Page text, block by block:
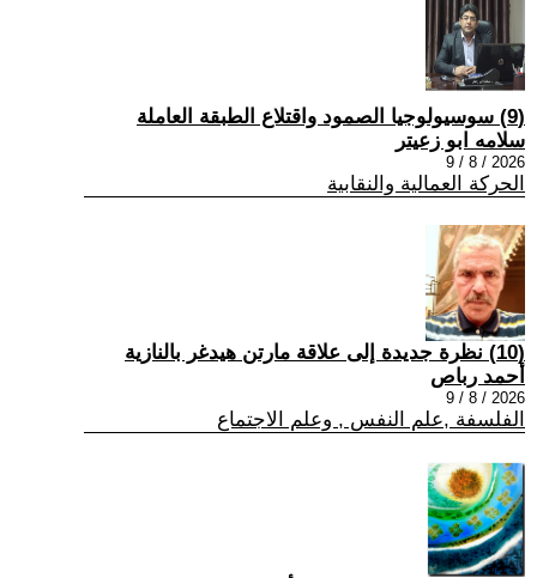
(9) سوسيولوجيا الصمود واقتلاع الطبقة العاملة
سلامه ابو زعيتر
2026 / 8 / 9
الحركة العمالية والنقابية
(10) نظرة جديدة إلى علاقة مارتن هيدغر بالنازية
أحمد رباص
2026 / 8 / 9
الفلسفة ,علم النفس , وعلم الاجتماع